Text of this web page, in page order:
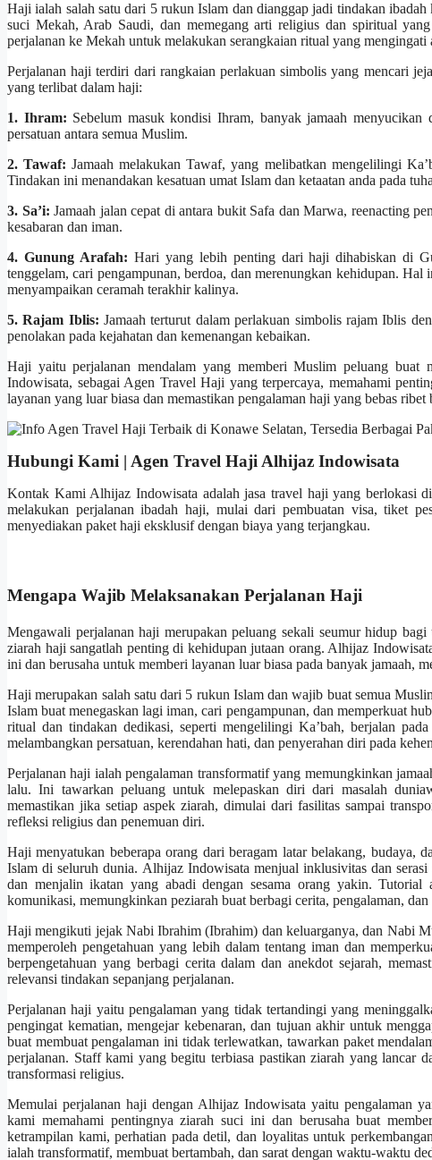
Haji ialah salah satu dari 5 rukun Islam dan dianggap jadi tindakan
suci Mekah, Arab Saudi, dan memegang arti religius dan spiritual
perjalanan ke Mekah untuk melakukan serangkaian ritual yang
Perjalanan haji terdiri dari rangkaian perlakuan simbolis yang mencari
yang terlibat dalam haji:
1. Ihram: Sebelum masuk kondisi Ihram, banyak jamaah
persatuan antara semua Muslim.
2. Tawaf: Jamaah melakukan Tawaf, yang melibatkan mengelilingi
Tindakan ini menandakan kesatuan umat Islam dan ketaatan anda pada
3. Sa’i: Jamaah jalan cepat di antara bukit Safa dan Marwa, reenacting
kesabaran dan iman.
4. Gunung Arafah: Hari yang lebih penting dari haji dihabiskan di
tenggelam, cari pengampunan, berdoa, dan merenungkan kehidupan.
menyampaikan ceramah terakhir kalinya.
5. Rajam Iblis: Jamaah terturut dalam perlakuan simbolis rajam Iblis
penolakan pada kejahatan dan kemenangan kebaikan.
Haji yaitu perjalanan mendalam yang memberi Muslim peluang buat
Indowisata, sebagai Agen Travel Haji yang terpercaya, memahami
layanan yang luar biasa dan memastikan pengalaman haji yang bebas ribet
Hubungi Kami | Agen Travel Haji Alhijaz Indowisata
Kontak Kami Alhijaz Indowisata adalah jasa travel haji yang berlokasi
melakukan perjalanan ibadah haji, mulai dari pembuatan visa, tiket
menyediakan paket haji eksklusif dengan biaya yang terjangkau.
Mengapa Wajib Melaksanakan Perjalanan Haji
Mengawali perjalanan haji merupakan peluang sekali seumur hidup
ziarah haji sangatlah penting di kehidupan jutaan orang. Alhijaz
ini dan berusaha untuk memberi layanan luar biasa pada banyak jamaah,
Haji merupakan salah satu dari 5 rukun Islam dan wajib buat semua
Islam buat menegaskan lagi iman, cari pengampunan, dan memperkuat
ritual dan tindakan dedikasi, seperti mengelilingi Ka’bah, berjalan
melambangkan persatuan, kerendahan hati, dan penyerahan diri pada
Perjalanan haji ialah pengalaman transformatif yang memungkinkan
lalu. Ini tawarkan peluang untuk melepaskan diri dari masalah
memastikan jika setiap aspek ziarah, dimulai dari fasilitas sampai
refleksi religius dan penemuan diri.
Haji menyatukan beberapa orang dari beragam latar belakang, budaya,
Islam di seluruh dunia. Alhijaz Indowisata menjual inklusivitas dan
dan menjalin ikatan yang abadi dengan sesama orang yakin.
komunikasi, memungkinkan peziarah buat berbagi cerita, pengalaman,
Haji mengikuti jejak Nabi Ibrahim (Ibrahim) dan keluarganya, dan Nabi
memperoleh pengetahuan yang lebih dalam tentang iman dan
berpengetahuan yang berbagi cerita dalam dan anekdot sejarah,
relevansi tindakan sepanjang perjalanan.
Perjalanan haji yaitu pengalaman yang tidak tertandingi yang
pengingat kematian, mengejar kebenaran, dan tujuan akhir untuk
buat membuat pengalaman ini tidak terlewatkan, tawarkan paket
perjalanan. Staff kami yang begitu terbiasa pastikan ziarah yang lancar
transformasi religius.
Memulai perjalanan haji dengan Alhijaz Indowisata yaitu pengalaman
kami memahami pentingnya ziarah suci ini dan berusaha buat
ketrampilan kami, perhatian pada detil, dan loyalitas untuk
ialah transformatif, membuat bertambah, dan sarat dengan waktu-waktu